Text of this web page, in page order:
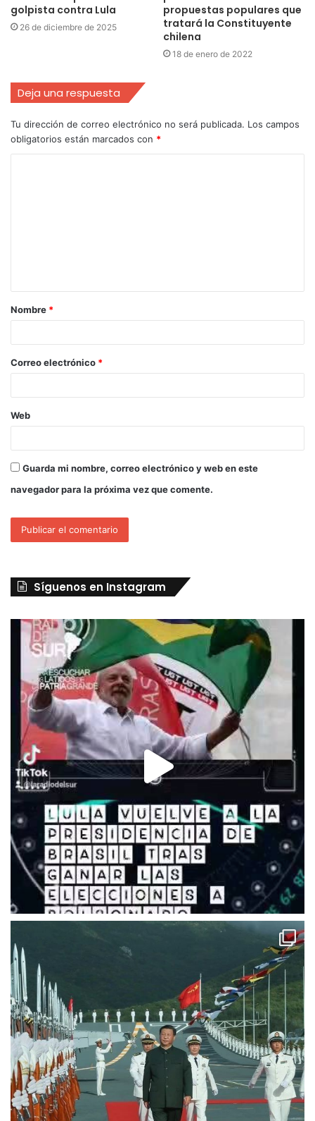
golpista contra Lula
26 de diciembre de 2025
propuestas populares que
tratará la Constituyente
chilena
18 de enero de 2022
Deja una respuesta
Tu dirección de correo electrónico no será publicada. Los campos
obligatorios están marcados con *
Nombre *
Correo electrónico *
Web
Guarda mi nombre, correo electrónico y web en este
navegador para la próxima vez que comente.
Síguenos en Instagram